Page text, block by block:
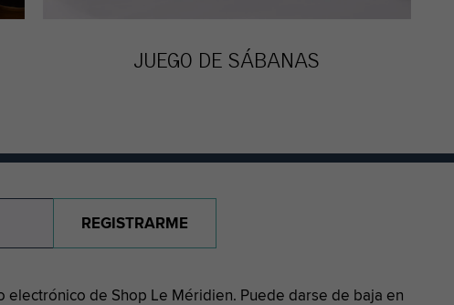
JUEGO DE SÁBANAS
REGISTRARME
de Shop Le Méridien. Puede darse de baja en